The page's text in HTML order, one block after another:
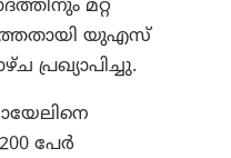
മറ്റ്
യുഎസ്
പ്രഖ്യാപിച്ചു.
പേർ